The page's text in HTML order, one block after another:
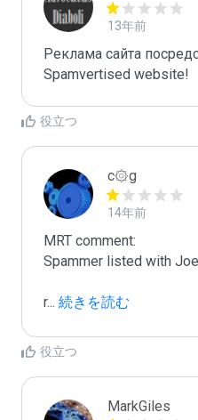
13年前
Реклама сайта
Spamvertised website!
役立つ
c۞g
14年前
MRT comment:
Spammer listed with
r... 続きを読む
役立つ
MarkGiles